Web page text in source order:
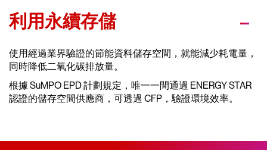
利用永續存儲
使用經過業界驗證的節能資料儲存空間，就能減少耗電量，
同時降低二氧化碳排放量。
根據 SuMPO EPD 計劃規定，唯一一間通過 ENERGY STAR
認證的儲存空間供應商，可透過 CFP，驗證環境效率。